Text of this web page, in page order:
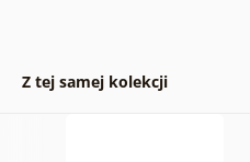
Z tej samej kolekcji